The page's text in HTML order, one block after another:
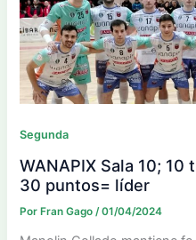
Segunda
WANAPIX Sala 10;
30 puntos= líder
Por Fran Gago/01/04/2024